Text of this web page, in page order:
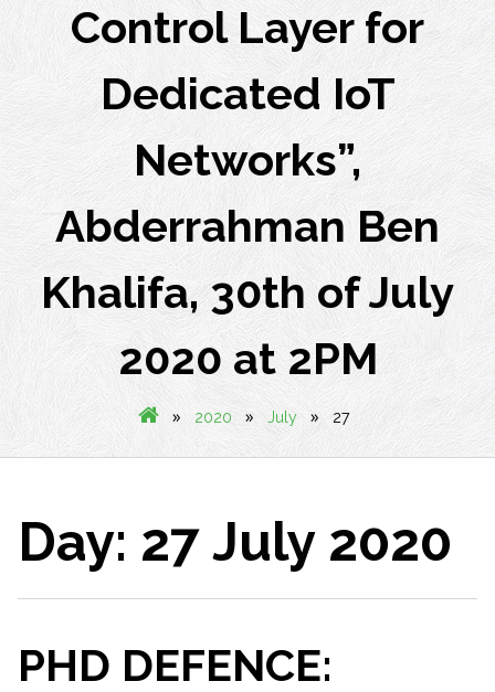
Control Layer for
Dedicated IoT
Networks”,
Abderrahman Ben
Khalifa, 30th of July
2020 at 2PM
» 2020 » July » 27
Day: 27 July 2020
PHD DEFENCE: